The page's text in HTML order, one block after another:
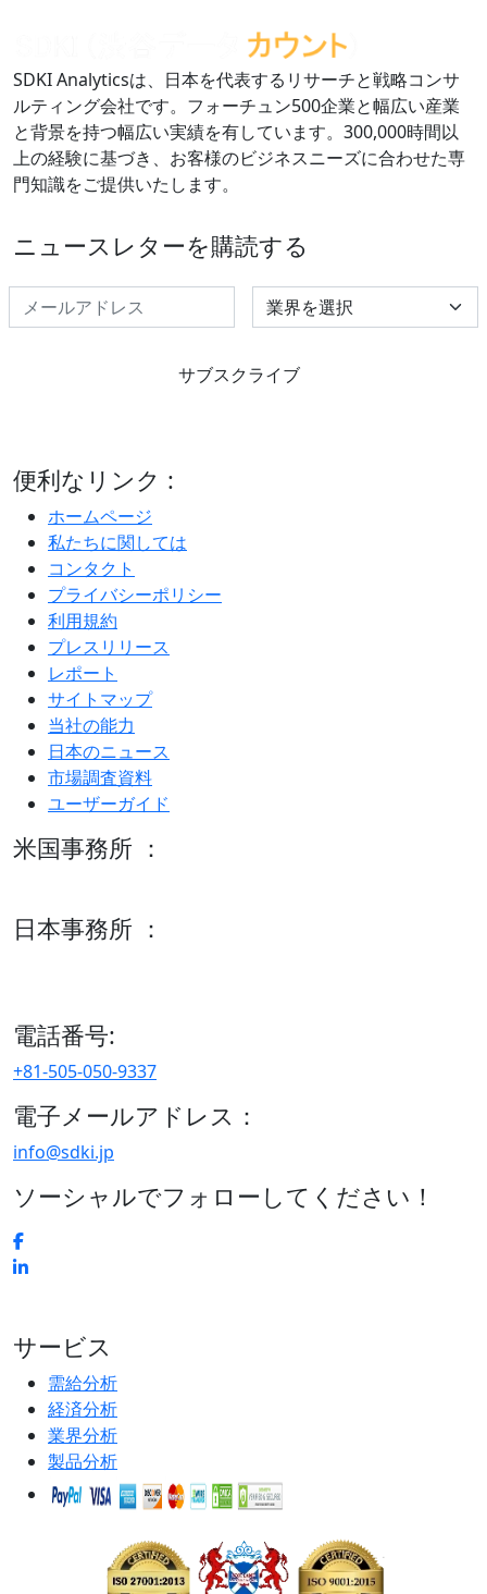
SDKI Analyticsは、日本を代表するリサーチと戦略コンサ
ルティング会社です。フォーチュン500企業と幅広い産業
と背景を持つ幅広い実績を有しています。300,000時間以
上の経験に基づき、お客様のビジネスニーズに合わせた専
門知識をご提供いたします。
ニュースレターを購読する
Select Industry
サブスクライブ
便利なリンク :
ホームページ
私たちに関しては
コンタクト
プライバシーポリシー
利用規約
プレスリリース
レポート
サイトマップ
当社の能力
日本のニュース
市場調査資料
ユーザーガイド
米国事務所 ：
日本事務所 ：
電話番号:
+81-505-050-9337
電子メールアドレス：
info@sdki.jp
ソーシャルでフォローしてください！
サービス
需給分析
経済分析
業界分析
製品分析